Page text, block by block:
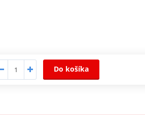
Do košíka